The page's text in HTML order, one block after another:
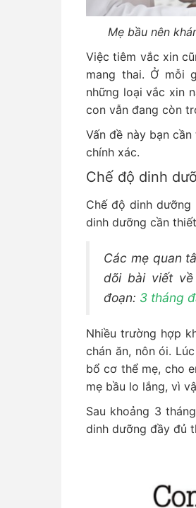
Mẹ bầu nên
Việc tiêm vắc xin
mang thai. Ở mỗi
những loại vắc xin
con vẫn đang còn
Vấn đề này bạn
chính xác.
Chế độ dinh
Chế độ dinh
dinh dưỡng cần
Các mẹ quan
dõi bài viết
đoạn: 3 tháng
Nhiều trường hợp
chán ăn, nôn ói.
bổ cơ thể mẹ, cho
mẹ bầu lo lắng, vì
Sau khoảng 3
dinh dưỡng đầy đủ